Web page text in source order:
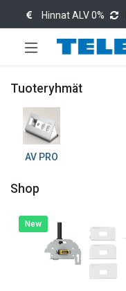
Hinnat ALV 0%
Tuoteryhmät
AV PRO
Shop
New